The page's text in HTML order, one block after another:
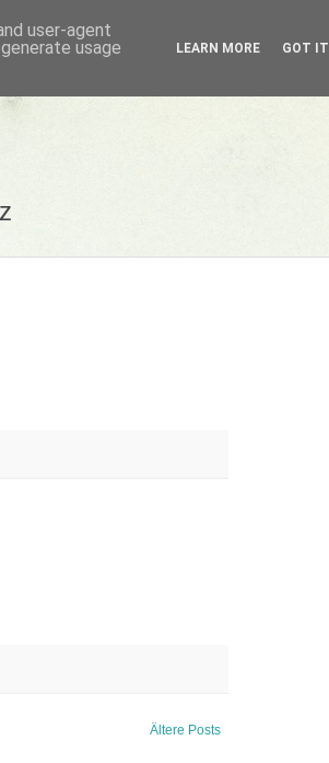
Ältere Posts
user-agent
usage
LEARN MORE GOT IT